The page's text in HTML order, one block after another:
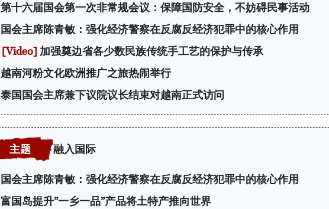
第十六届国会第一次非常规会议：保障国防安全，不妨碍民事活动
国会主席陈青敏：强化经济警察在反腐反经济犯罪中的核心作用
加强奠边省各少数民族传统手工艺的保护与传承
越南河粉文化欧洲推广之旅热闹举行
泰国国会主席兼下议院议长结束对越南正式访问
融入国际
国会主席陈青敏：强化经济警察在反腐反经济犯罪中的核心作用
富国岛提升”一乡一品”产品将土特产推向世界